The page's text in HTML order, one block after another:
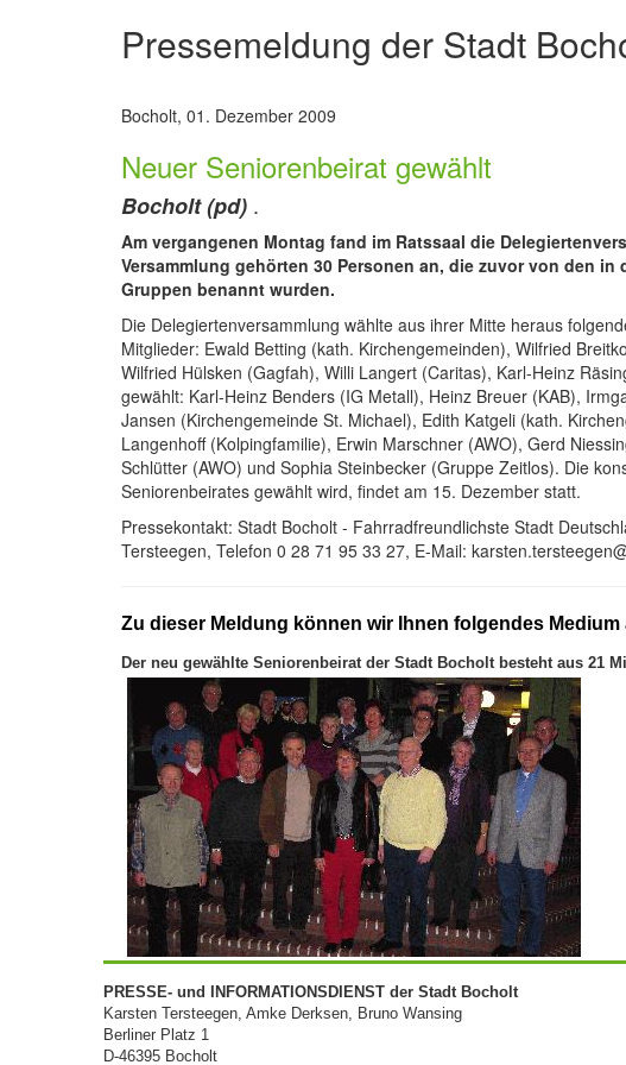
Pressemeldung der Stadt
Bocholt, 01. Dezember 2009
Neuer Seniorenbeirat gewählt
Bocholt (pd) .
Am vergangenen Montag fand im Ratssaal die
Versammlung gehörten 30 Personen an, die zuvor von den
Gruppen benannt wurden.
Die Delegiertenversammlung wählte aus ihrer Mitte heraus
Mitglieder: Ewald Betting (kath. Kirchengemeinden), Wilfried
Wilfried Hülsken (Gagfah), Willi Langert (Caritas), Karl-Heinz
gewählt: Karl-Heinz Benders (IG Metall), Heinz Breuer (KAB),
Jansen (Kirchengemeinde St. Michael), Edith Katgeli (kath.
Langenhoff (Kolpingfamilie), Erwin Marschner (AWO), Gerd
Schlütter (AWO) und Sophia Steinbecker (Gruppe Zeitlos). Die
Seniorenbeirates gewählt wird, findet am 15. Dezember statt.
Pressekontakt: Stadt Bocholt - Fahrradfreundlichste Stadt
Tersteegen, Telefon 0 28 71 95 33 27, E-Mail:
Zu dieser Meldung können wir Ihnen folgendes Medium
Der neu gewählte Seniorenbeirat der Stadt Bocholt besteht aus 21
PRESSE- und INFORMATIONSDIENST der Stadt Bocholt
Karsten Tersteegen, Amke Derksen, Bruno Wansing
Berliner Platz 1
D-46395 Bocholt